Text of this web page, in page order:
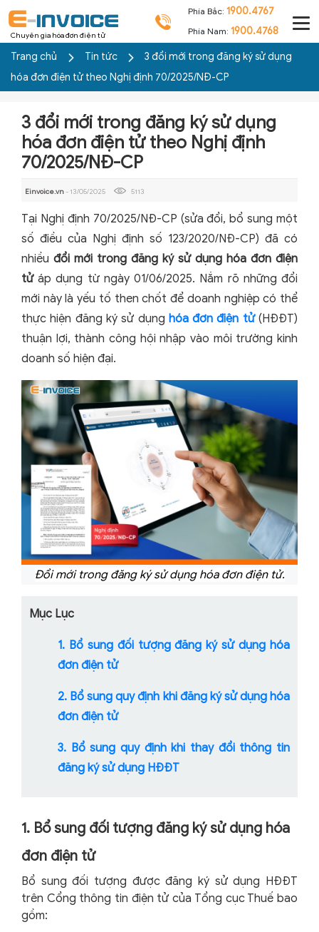
Chuyên gia hóa đơn điện tử
Phía Bắc: 1900.4767
Phía Nam: 1900.4768
Trang chủ Tin tức
3 đổi mới trong đăng ký sử dụng
hóa đơn điện tử theo Nghị định 70/2025/NĐ-CP
3 đổi mới trong đăng ký sử dụng
hóa đơn điện tử theo Nghị định
70/2025/NĐ-CP
Einvoice.vn- 13/05/2025 5113
Tại Nghị định 70/2025/NĐ-CP (sửa đổi, bổ sung một
số điều của Nghị định số 123/2020/NĐ-CP) đã có
nhiều đổi mới trong đăng ký sử dụng hóa đơn điện
tửáp dụng từ ngày 01/06/2025. Nắm rõ những đổi
mới này là yếu tố then chốt để doanh nghiệp có thể
thực hiện đăng ký sử dụng hóa đơn điện tử(HĐĐT)
thuận lợi, thành công hội nhập vào môi trường kinh
doanh số hiện đại.
Đổi mới trong đăng ký sử dụng hóa đơn điện tử.
Mục Lục
1. Bổ sung đối tượng đăng ký sử dụng hóa
đơn điện tử
2. Bổ sung quy định khi đăng ký sử dụng hóa
đơn điện tử
3. Bổ sung quy định khi thay đổi thông tin
đăng ký sử dụng HĐĐT
1. Bổ sung đối tượng đăng ký sử dụng hóa
đơn điện tử
Bổ sung đối tượng được đăng ký sử dụng HĐĐT
trên Cổng thông tin điện tử của Tổng cục Thuế bao
gồm: